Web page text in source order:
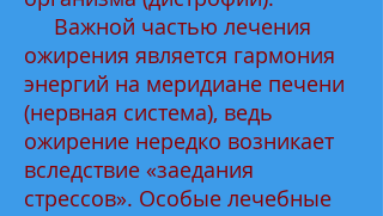
Важной частью лечения
ожирения является гармония
энергий на меридиане печени
(нервная система), ведь
ожирение нередко возникает
вследствие «заедания
стрессов». Особые лечебные